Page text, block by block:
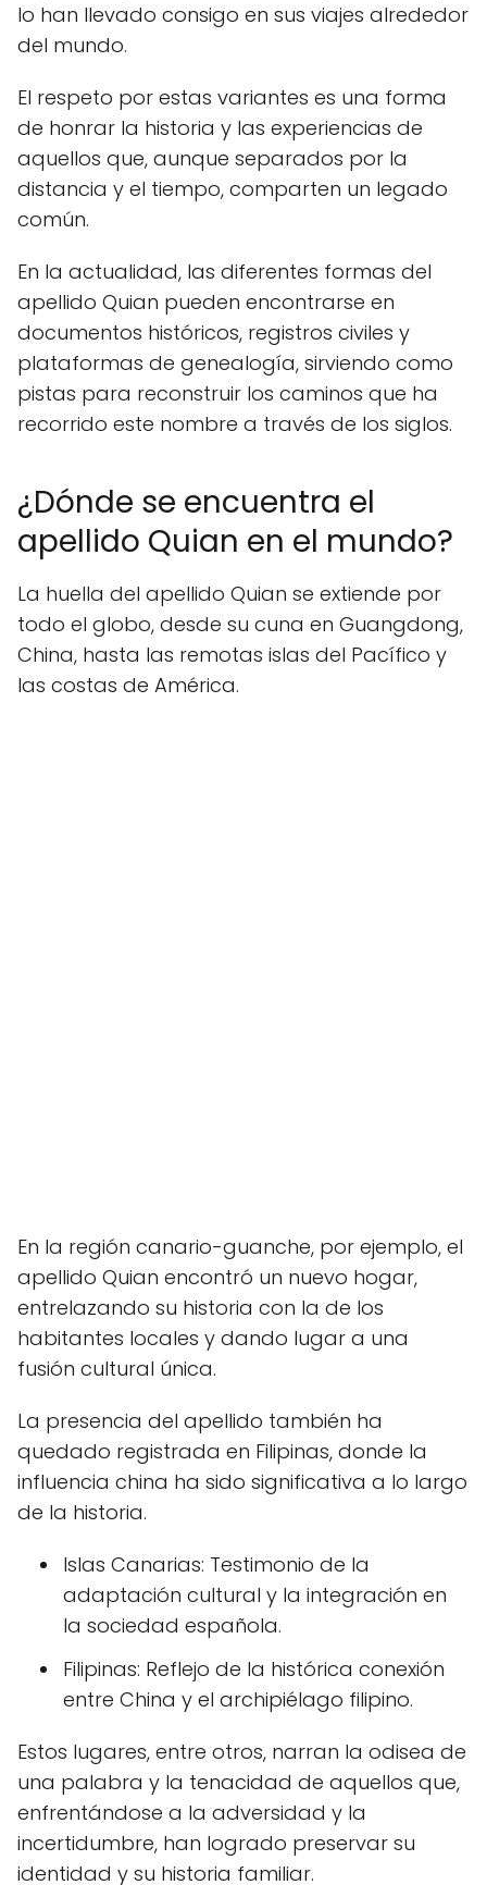
lo han llevado consigo en sus viajes alrededor
del mundo.
El respeto por estas variantes es una forma
de honrar la historia y las experiencias de
aquellos que, aunque separados por la
distancia y el tiempo, comparten un legado
común.
En la actualidad, las diferentes formas del
apellido Quian pueden encontrarse en
documentos históricos, registros civiles y
plataformas de genealogía, sirviendo como
pistas para reconstruir los caminos que ha
recorrido este nombre a través de los siglos.
¿Dónde se encuentra el
apellido Quian en el mundo?
La huella del apellido Quian se extiende por
todo el globo, desde su cuna en Guangdong,
China, hasta las remotas islas del Pacífico y
las costas de América.
En la región canario-guanche, por ejemplo, el
apellido Quian encontró un nuevo hogar,
entrelazando su historia con la de los
habitantes locales y dando lugar a una
fusión cultural única.
La presencia del apellido también ha
quedado registrada en Filipinas, donde la
influencia china ha sido significativa a lo largo
de la historia.
Islas Canarias: Testimonio de la
adaptación cultural y la integración en
la sociedad española.
Filipinas: Reflejo de la histórica conexión
entre China y el archipiélago filipino.
Estos lugares, entre otros, narran la odisea de
una palabra y la tenacidad de aquellos que,
enfrentándose a la adversidad y la
incertidumbre, han logrado preservar su
identidad y su historia familiar.